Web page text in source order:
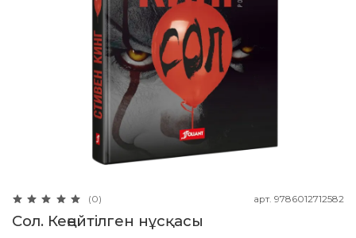
(0) арт. 9786012712582
Сол. Кеңейтілген нұсқасы